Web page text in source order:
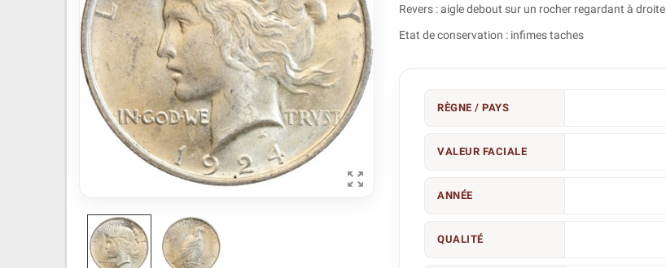

Revers : aigle debout sur un rocher regardant à droite
Etat de conservation : infimes taches
RÈGNE / PAYS
VALEUR FACIALE
ANNÉE
QUALITÉ